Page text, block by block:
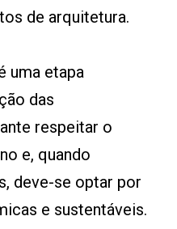
de arquitetura.
uma etapa
das
respeitar o
e, quando
deve-se optar por
e sustentáveis.